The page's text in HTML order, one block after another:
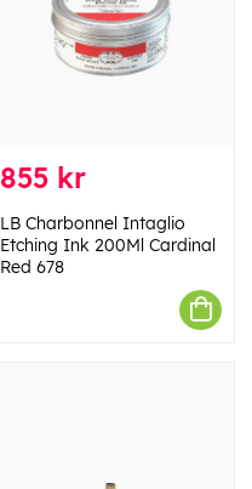
855 kr
LB Charbonnel Intaglio
Etching Ink 200Ml Cardinal
Red 678